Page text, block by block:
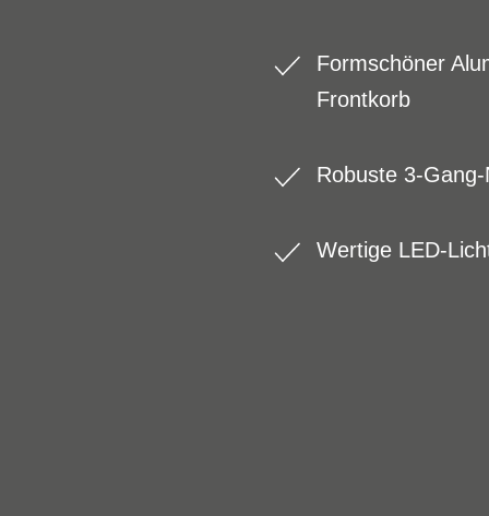
Formschöner
Frontkorb
Robuste 3-
Wertige LED-